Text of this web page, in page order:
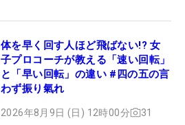
体を早く回す人ほど飛ばない!? 女
子プロコーチが教える「速い回転」
と「早い回転」の違い #四の五の言
わず振り氣れ
2026年8月9日 (日) 12時00分 31